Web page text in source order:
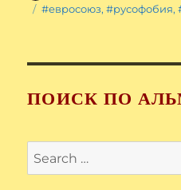
on
Tags
#евросоюз,#русофобия,
ПОИСК ПО
Search
for: